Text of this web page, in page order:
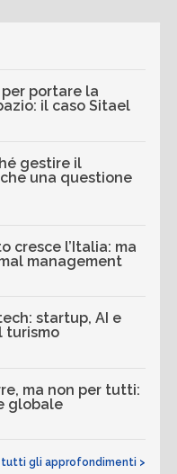
portare la
il caso Sitael
gestire il
una questione
cresce l’Italia: ma
management
startup, AI e
turismo
ma non per tutti:
globale
tutti gli approfondimenti >